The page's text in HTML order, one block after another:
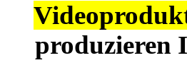
produzieren